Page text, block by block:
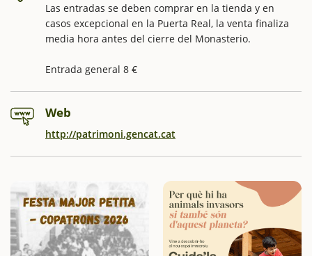
Las entradas se deben comprar en la tienda y en
casos excepcional en la Puerta Real, la venta finaliza
media hora antes del cierre del Monasterio.
Entrada general 8 €
Web
http://patrimoni.gencat.cat